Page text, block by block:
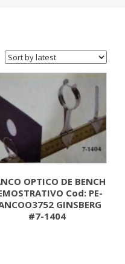
OPTICO DE BENCH
Cod: PE-
GINSBERG
#7-1404